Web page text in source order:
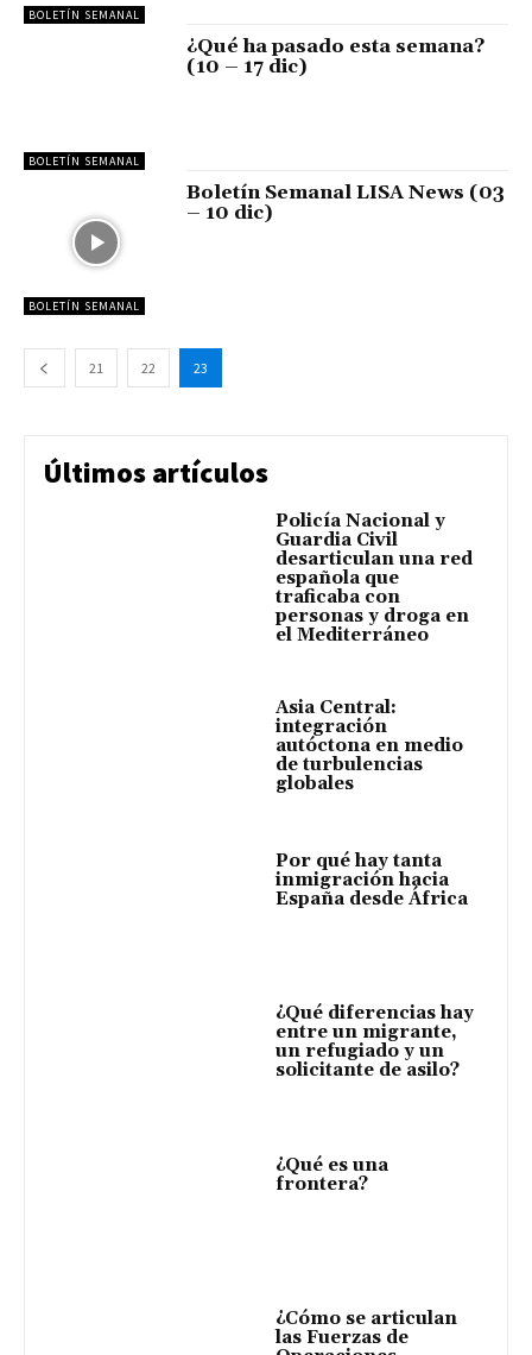
BOLETÍN SEMANAL
BOLETÍN SEMANAL
¿Qué ha pasado esta semana?
(10 – 17 dic)
BOLETÍN SEMANAL
Boletín Semanal LISA News (03
– 10 dic)
21 22 23
Últimos artículos
Policía Nacional y
Guardia Civil
desarticulan una red
española que
traficaba con
personas y droga en
el Mediterráneo
Asia Central:
integración
autóctona en medio
de turbulencias
globales
Por qué hay tanta
inmigración hacia
España desde África
¿Qué diferencias hay
entre un migrante,
un refugiado y un
solicitante de asilo?
¿Qué es una
frontera?
¿Cómo se articulan
las Fuerzas de